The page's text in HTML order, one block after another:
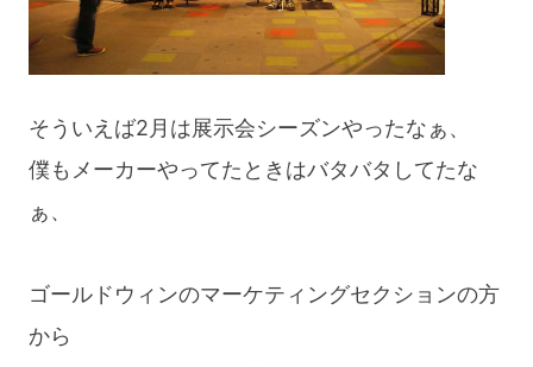
そういえば2月は展示会シーズンやったなぁ、
僕もメーカーやってたときはバタバタしてたな
ぁ、
ゴールドウィンのマーケティングセクションの方
から